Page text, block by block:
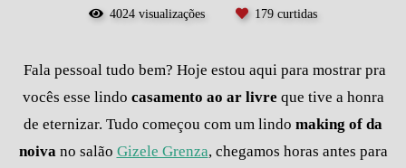
4024 visualizações 179 curtidas
Fala pessoal tudo bem? Hoje estou aqui para mostrar pra
vocês esse lindo casamento ao ar livre que tive a honra
de eternizar. Tudo começou com um lindo making of da
noiva no salão Gizele Grenza, chegamos horas antes para